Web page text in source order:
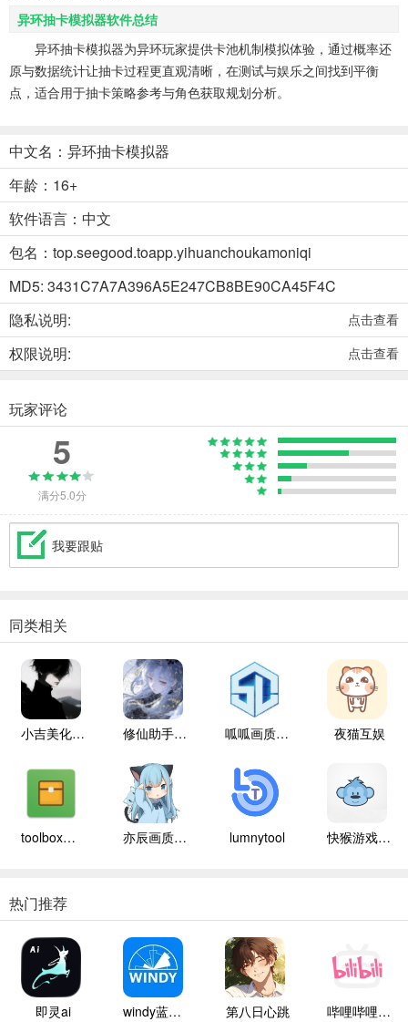
异环抽卡模拟器软件总结
异环抽卡模拟器为异环玩家提供卡池机制模拟体验，通过概率还
原与数据统计让抽卡过程更直观清晰，在测试与娱乐之间找到平衡
点，适合用于抽卡策略参考与角色获取规划分析。
中文名：异环抽卡模拟器
年龄：16+
软件语言：中文
包名：top.seegood.toapp.yihuanchoukamoniqi
MD5: 3431C7A7A396A5E247CB8BE90CA45F4C
隐私说明:
点击查看
权限说明: 点击查看
玩家评论
5
满分5.0分
我要跟贴
同类相关
小吉美化包助手 修仙助手手机版 呱呱画质盒子 夜猫互娱
toolbox辅助器 亦辰画质大师 lumnytool 快猴游戏盒子
热门推荐
即灵ai windy蓝色气象 第八日心跳 哔哩哔哩白色版